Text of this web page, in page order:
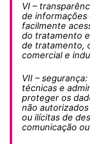
VI –
de informações
facilmente
do tratamento
de tratamento,
comercial e
VII –
técnicas e
proteger os
não
ou ilícitas de
comunicação